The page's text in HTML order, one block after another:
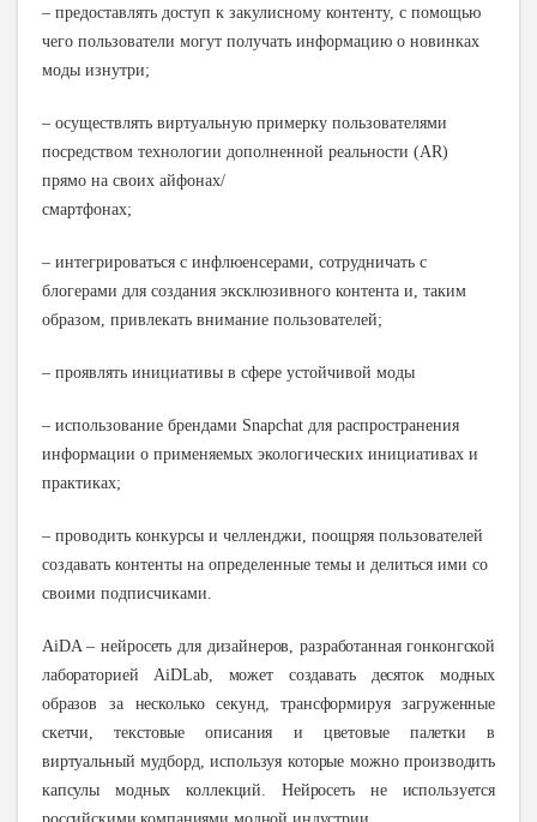
– предоставлять доступ к закулисному контенту, с помощью
чего пользователи могут получать информацию о новинках
моды изнутри;
– осуществлять виртуальную примерку пользователями
посредством технологии дополненной реальности (AR)
прямо на своих айфонах/
смартфонах;
– интегрироваться с инфлюенсерами, сотрудничать с
блогерами для создания эксклюзивного контента и, таким
образом, привлекать внимание пользователей;
– проявлять инициативы в сфере устойчивой моды
– использование брендами Snapchat для распространения
информации о применяемых экологических инициативах и
практиках;
– проводить конкурсы и челленджи, поощряя пользователей
создавать контенты на определенные темы и делиться ими со
своими подписчиками.
AiDA – нейросеть для дизайнеров, разработанная гонконгской
лабораторией AiDLab, может создавать десяток модных
образов за несколько секунд, трансформируя загруженные
скетчи, текстовые описания и цветовые палетки в
виртуальный мудборд, используя которые можно производить
капсулы модных коллекций. Нейросеть не используется